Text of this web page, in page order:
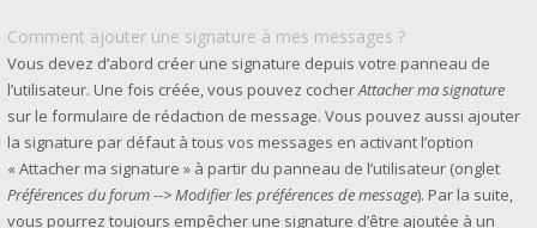
Comment ajouter une signature à mes messages ?
Vous devez d’abord créer une signature depuis votre panneau de
l’utilisateur. Une fois créée, vous pouvez cocherAttacher ma signature
sur le formulaire de rédaction de message. Vous pouvez aussi ajouter
la signature par défaut à tous vos messages en activant l’option
« Attacher ma signature » à partir du panneau de l’utilisateur (onglet
Préférences du forum --> Modifier les préférences de message). Par la suite,
vous pourrez toujours empêcher une signature d’être ajoutée à un